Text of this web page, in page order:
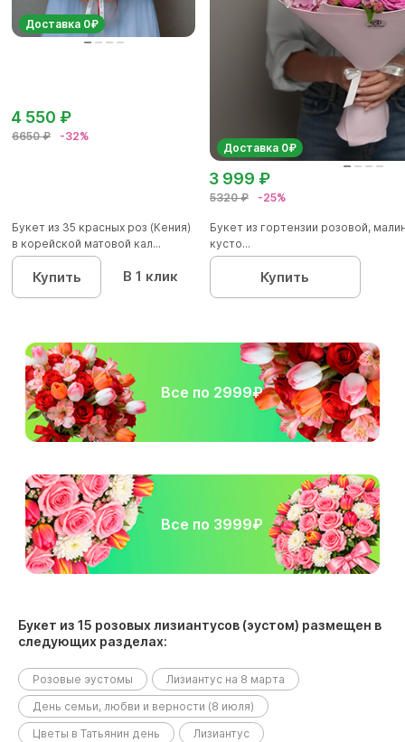
Доставка 0₽
6650 ₽ -32%
4 550 ₽
Букет из 35 красных роз (Кения)
в корейской матовой кал...
Купить В 1 клик
Доставка 0₽
5320 ₽ -25%
3 999 ₽
Букет из гортензии розовой,
кусто...
Купить
Все по 2999₽
Все по 3999₽
Букет из 15 розовых лизиантусов (эустом) размещен в
следующих разделах:
Розовые эустомы
Лизиантус на 8 марта
День семьи, любви и верности (8 июля)
Цветы в Татьянин день
Лизиантус